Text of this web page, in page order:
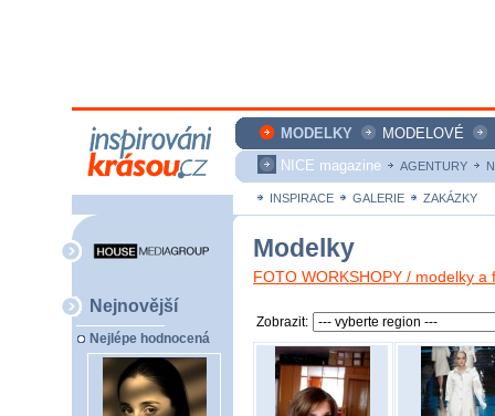
MODELKY MODELOVÉ
NICE magazine
AGENTURY
INSPIRACE GALERIE ZAKÁZKY
Nejnovější
Nejlépe hodnocená
Modelky
FOTO WORKSHOPY / modelky
Zobrazit: